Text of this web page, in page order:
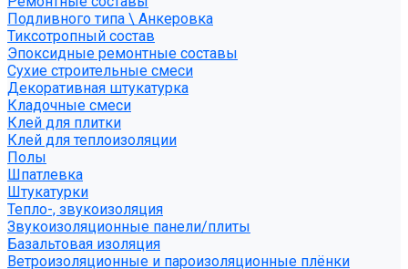
Подливного типа \ Анкеровка
Тиксотропный состав
Эпоксидные ремонтные составы
Сухие строительные смеси
Декоративная штукатурка
Кладочные смеси
Клей для плитки
Клей для теплоизоляции
Полы
Шпатлевка
Штукатурки
Тепло-, звукоизоляция
Звукоизоляционные панели/плиты
Базальтовая изоляция
Ветроизоляционные и пароизоляционные плёнки